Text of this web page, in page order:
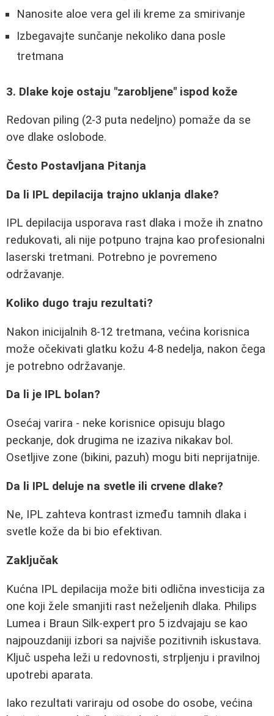
Nanosite aloe vera gel ili kreme za smirivanje
Izbegavajte sunčanje nekoliko dana posle
tretmana
3. Dlake koje ostaju "zarobljene" ispod kože
Redovan piling (2-3 puta nedeljno) pomaže da se
ove dlake oslobode.
Često Postavljana Pitanja
Da li IPL depilacija trajno uklanja dlake?
IPL depilacija usporava rast dlaka i može ih znatno
redukovati, ali nije potpuno trajna kao profesionalni
laserski tretmani. Potrebno je povremeno
održavanje.
Koliko dugo traju rezultati?
Nakon inicijalnih 8-12 tretmana, većina korisnica
može očekivati glatku kožu 4-8 nedelja, nakon čega
je potrebno održavanje.
Da li je IPL bolan?
Osećaj varira - neke korisnice opisuju blago
peckanje, dok drugima ne izaziva nikakav bol.
Osetljive zone (bikini, pazuh) mogu biti neprijatnije.
Da li IPL deluje na svetle ili crvene dlake?
Ne, IPL zahteva kontrast između tamnih dlaka i
svetle kože da bi bio efektivan.
Zaključak
Kućna IPL depilacija može biti odlična investicija za
one koji žele smanjiti rast neželjenih dlaka. Philips
Lumea i Braun Silk-expert pro 5 izdvajaju se kao
najpouzdaniji izbori sa najviše pozitivnih iskustava.
Ključ uspeha leži u redovnosti, strpljenju i pravilnoj
upotrebi aparata.
Iako rezultati variraju od osobe do osobe, većina